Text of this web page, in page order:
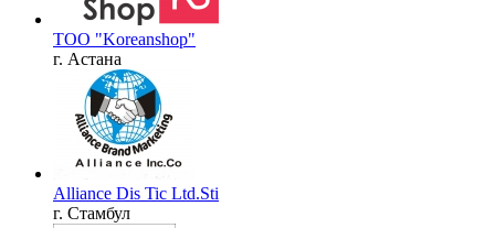
ТОО "Koreanshop"
г. Астана
Alliance Dis Tic Ltd.Sti
г. Стамбул